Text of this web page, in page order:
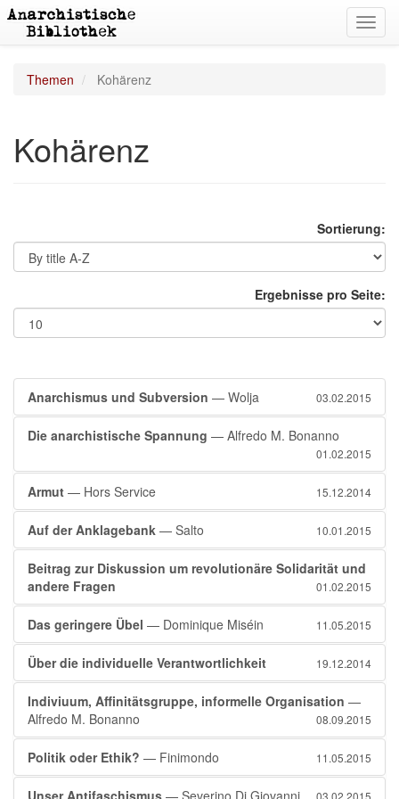
Themen Kohärenz
Kohärenz
Sortierung:
Ergebnisse pro Seite:
Anarchismus und Subversion — Wolja 03.02.2015
Die anarchistische Spannung — Alfredo M. Bonanno
01.02.2015
Armut — Hors Service 15.12.2014
Auf der Anklagebank — Salto 10.01.2015
Beitrag zur Diskussion um revolutionäre Solidarität und
andere Fragen
01.02.2015
Das geringere Übel — Dominique Miséin 11.05.2015
Über die individuelle Verantwortlichkeit 19.12.2014
Indiviuum, Affinitätsgruppe, informelle Organisation —
Alfredo M. Bonanno
08.09.2015
Politik oder Ethik? — Finimondo 11.05.2015
Unser Antifaschismus — Severino Di Giovanni 03.02.2015